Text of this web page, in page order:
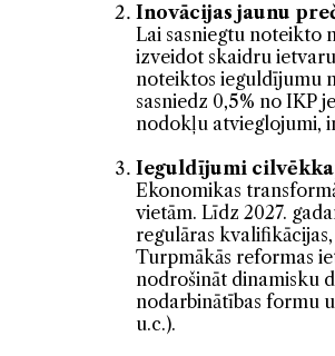
Inovācijas jaunu
Lai sasniegtu noteikto
izveidot skaidru
noteiktos ieguldījumu
sasniedz 0,5% no IKP
nodokļu atvieglojumi,
Ieguldījumi
Ekonomikas
vietām. Līdz 2027.
regulāras
Turpmākās reformas
nodrošināt dinamisku
nodarbinātības formu
u.c.).